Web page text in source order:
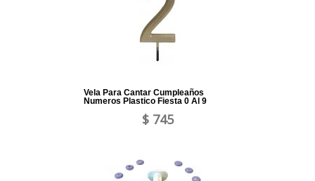
Vela Para Cantar Cumpleaños
Numeros Plastico Fiesta 0 Al 9
$ 745